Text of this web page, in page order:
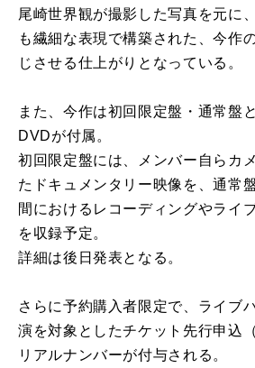
尾崎世界観が撮影した写真を元に
も繊細な表現で構築された、今作
じさせる仕上がりとなっている。
また、今作は初回限定盤・通常盤
DVDが付属。
初回限定盤には、メンバー自らカ
たドキュメンタリー映像を、通常
間におけるレコーディングやライ
を収録予定。
詳細は後日発表となる。
さらに予約購入者限定で、ライブ
演を対象としたチケット先行申込
リアルナンバーが付与される。